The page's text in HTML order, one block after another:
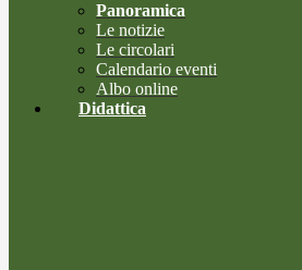
Panoramica
Le notizie
Le circolari
Calendario eventi
Albo online
Didattica